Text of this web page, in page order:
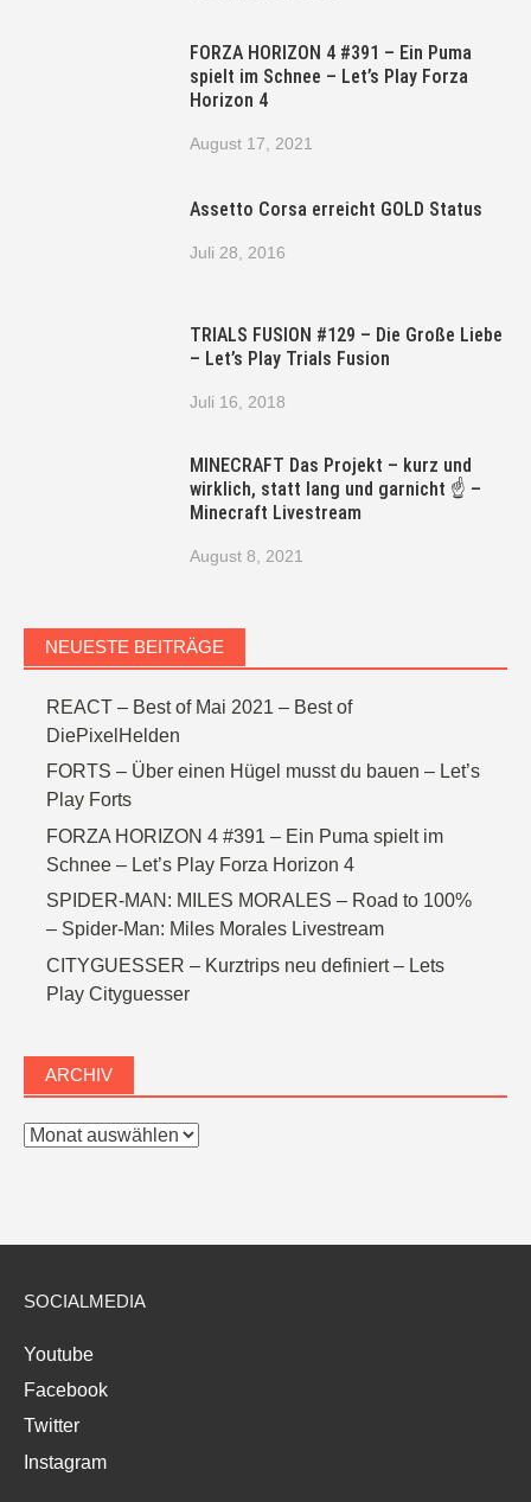
FORZA HORIZON 4 #391 – Ein Puma
spielt im Schnee – Let’s Play Forza
Horizon 4
August 17, 2021
Assetto Corsa erreicht GOLD Status
Juli 28, 2016
TRIALS FUSION #129 – Die Große Liebe
– Let’s Play Trials Fusion
Juli 16, 2018
MINECRAFT Das Projekt – kurz und
wirklich, statt lang und garnicht ☝ –
Minecraft Livestream
August 8, 2021
NEUESTE BEITRÄGE
REACT – Best of Mai 2021 – Best of
DiePixelHelden
FORTS – Über einen Hügel musst du bauen – Let’s
Play Forts
FORZA HORIZON 4 #391 – Ein Puma spielt im
Schnee – Let’s Play Forza Horizon 4
SPIDER-MAN: MILES MORALES – Road to 100%
– Spider-Man: Miles Morales Livestream
CITYGUESSER – Kurztrips neu definiert – Lets
Play Cityguesser
ARCHIV
Archiv
SOCIALMEDIA
Youtube
Facebook
Twitter
Instagram